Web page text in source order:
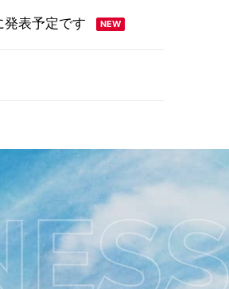
表予定です
表予定です
385KB）
海事局認定を取得 ～代